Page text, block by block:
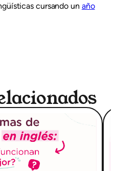
cursando un año